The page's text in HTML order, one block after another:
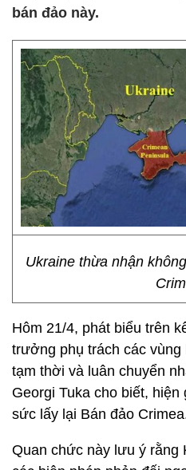
bán đảo này.
Ukraine thừa nhận
Hôm 21/4, phát biểu trên
trưởng phụ trách các vùng
tạm thời và luân chuyển
Georgi Tuka cho biết,
sức lấy lại Bán đảo
Quan chức này lưu ý rằng